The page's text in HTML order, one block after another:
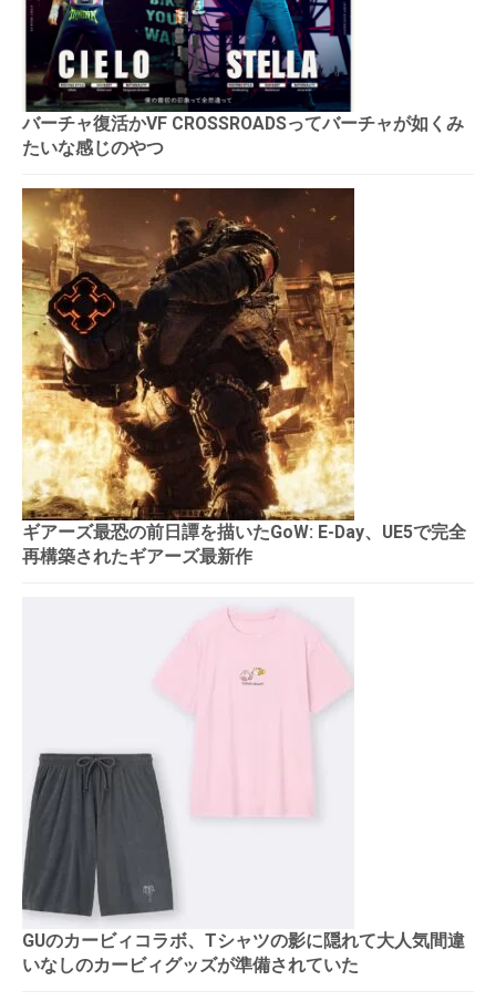
バーチャ復活かVF CROSSROADSってバーチャが如くみ
たいな感じのやつ
ギアーズ最恐の前日譚を描いたGoW: E-Day、UE5で完全
再構築されたギアーズ最新作
GUのカービィコラボ、Tシャツの影に隠れて大人気間違
いなしのカービィグッズが準備されていた